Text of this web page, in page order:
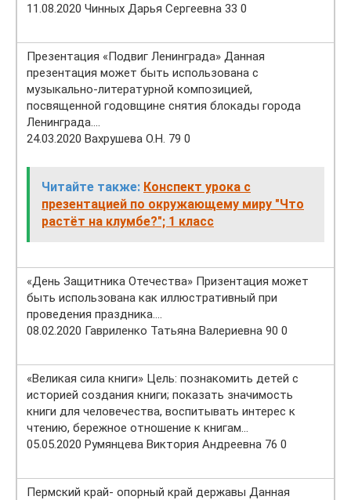
11.08.2020 Чинных Дарья Сергеевна 33 0
Презентация «Подвиг Ленинграда» Данная
презентация может быть использована с
музыкально-литературной композицией,
посвященной годовщине снятия блокады города
Ленинграда….
24.03.2020 Вахрушева О.Н. 79 0
Читайте также: Конспект урока с
презентацией по окружающему миру "Что
растёт на клумбе?"; 1 класс
«День Защитника Отечества» Призентация может
быть использована как иллюстративный при
проведения праздника….
08.02.2020 Гавриленко Татьяна Валериевна 90 0
«Великая сила книги» Цель: познакомить детей с
историей создания книги; показать значимость
книги для человечества, воспитывать интерес к
чтению, бережное отношение к книгам…
05.05.2020 Румянцева Виктория Андреевна 76 0
Пермский край- опорный край державы Данная